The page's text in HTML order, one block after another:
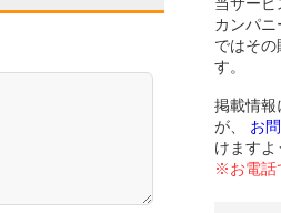
カンパ
ではその
す。
掲載情報
が、
お
けますよ
※お電話